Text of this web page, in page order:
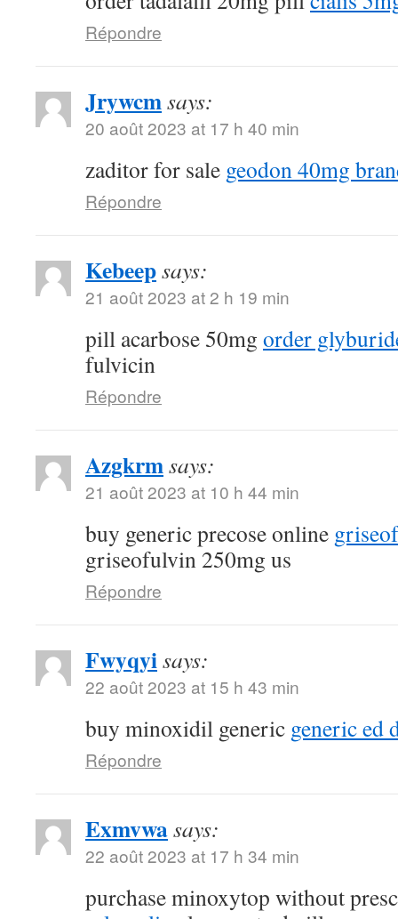
Répondre
Jrywcmsays:
20 août 2023 at 17 h 40 min
zaditor for sale geodon 40mg
Répondre
Kebeepsays:
21 août 2023 at 2 h 19 min
pill acarbose 50mg order
fulvicin
Répondre
Azgkrmsays:
21 août 2023 at 10 h 44 min
buy generic precose online
griseofulvin 250mg us
Répondre
Fwyqyisays:
22 août 2023 at 15 h 43 min
buy minoxidil generic generic ed
Répondre
Exmvwasays:
22 août 2023 at 17 h 34 min
purchase minoxytop without